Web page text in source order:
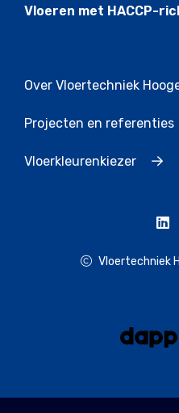
Vloeren met HACCP-
Over Vloertechniek
Projecten en referenties
Vloerkleurenkiezer
Vloertechniek